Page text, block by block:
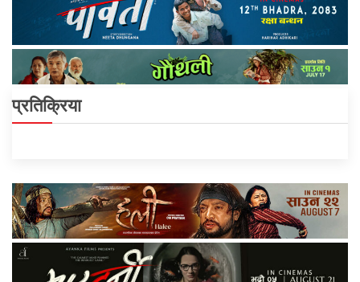
प्रतिक्रिया